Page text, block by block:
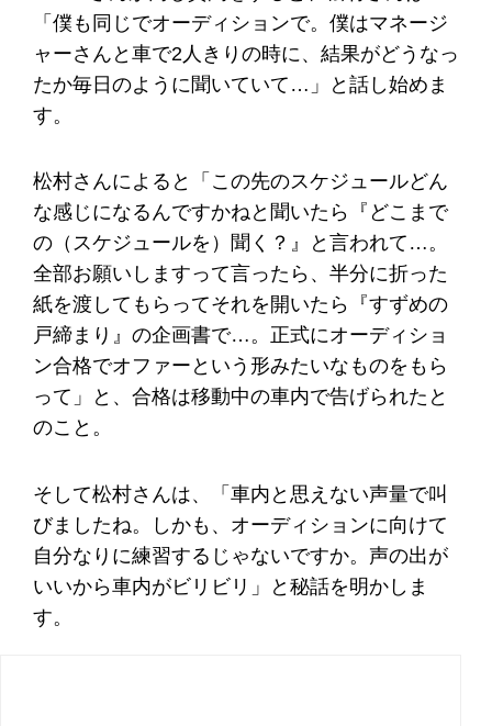
「僕も同じでオーディションで。僕はマネージ
ャーさんと車で2人きりの時に、結果がどうなっ
たか毎日のように聞いていて…」と話し始めま
す。
松村さんによると「この先のスケジュールどん
な感じになるんですかねと聞いたら『どこまで
の（スケジュールを）聞く？』と言われて…。
全部お願いしますって言ったら、半分に折った
紙を渡してもらってそれを開いたら『すずめの
戸締まり』の企画書で…。正式にオーディショ
ン合格でオファーという形みたいなものをもら
って」と、合格は移動中の車内で告げられたと
のこと。
そして松村さんは、「車内と思えない声量で叫
びましたね。しかも、オーディションに向けて
自分なりに練習するじゃないですか。声の出が
いいから車内がビリビリ」と秘話を明かしま
す。